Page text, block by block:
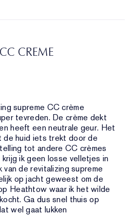
CREME
supreme CC crème
tevreden. De crème dekt
heeft een neutrale geur. Het
de huid iets trekt door de
tot andere CC crèmes
ik geen losse velletjes in
van de revitalizing supreme
op jacht geweest om de
Heathtow waar ik het wilde
Ga dus snel thuis op
wel gaat lukken